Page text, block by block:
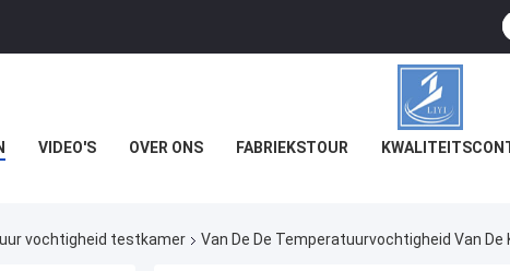
VIDEO'S OVER ONS FABRIEKSTOUR
vochtigheid testkamer Van De De Temperatuurvochtigheid Van